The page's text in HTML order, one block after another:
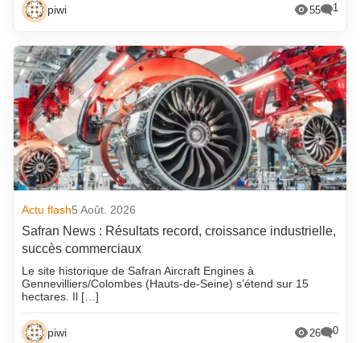
piwi 55 1
Actu flash5 Août. 2026
Safran News : Résultats record, croissance industrielle,
succès commerciaux
Le site historique de Safran Aircraft Engines à
Gennevilliers/Colombes (Hauts-de-Seine) s’étend sur 15
hectares. Il […]
piwi 26 0